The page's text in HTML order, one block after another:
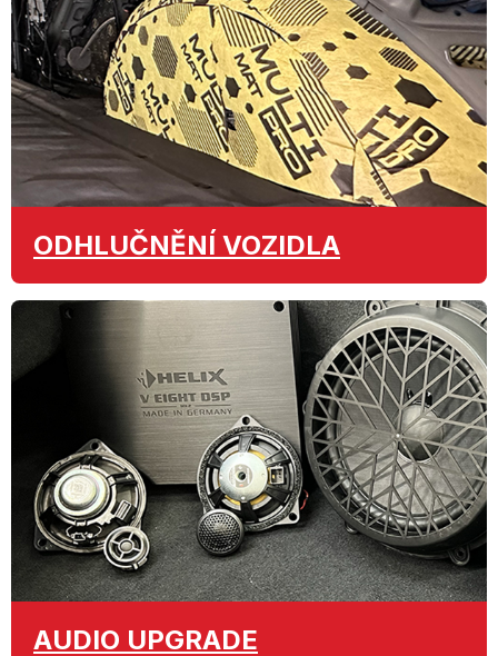
ODHLUČNĚNÍ VOZIDLA
AUDIO UPGRADE